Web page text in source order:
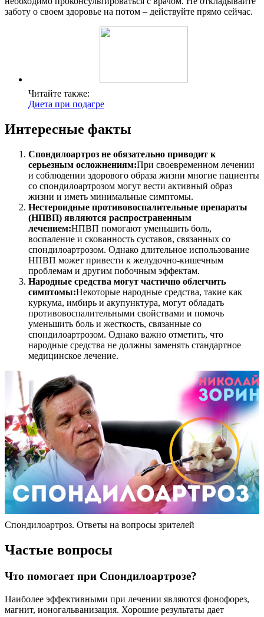
заботу о своем здоровье на потом – действуйте прямо сейчас.
Читайте также:
Диета при подагре
Интересные факты
Спондилоартроз не обязательно приводит к
серьезным осложнениям:При своевременном лечении
и соблюдении здорового образа жизни многие пациенты
со спондилоартрозом могут вести активный образ
жизни и иметь минимальные симптомы.
Нестероидные противовоспалительные препараты
(НПВП) являются распространенным
лечением:НПВП помогают уменьшить боль,
воспаление и скованность суставов, связанных со
спондилоартрозом. Однако длительное использование
НПВП может привести к желудочно-кишечным
проблемам и другим побочным эффектам.
Народные средства могут частично облегчить
симптомы:Некоторые народные средства, такие как
куркума, имбирь и акупунктура, могут обладать
противовоспалительными свойствами и помочь
уменьшить боль и жесткость, связанные со
спондилоартрозом. Однако важно отметить, что
народные средства не должны заменять стандартное
медицинское лечение.
Спондилоартроз. Ответы на вопросы зрителей
Частые вопросы
Что помогает при Спондилоартрозе?
Наиболее эффективными при лечении являются фонофорез,
магнит, ионогальванизация. Хорошие результаты дает